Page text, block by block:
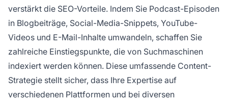
verstärkt die SEO-Vorteile. Indem Sie Podcast-Episoden
in Blogbeiträge, Social-Media-Snippets, YouTube-
Videos und E-Mail-Inhalte umwandeln, schaffen Sie
zahlreiche Einstiegspunkte, die von Suchmaschinen
indexiert werden können. Diese umfassende Content-
Strategie stellt sicher, dass Ihre Expertise auf
verschiedenen Plattformen und bei diversen